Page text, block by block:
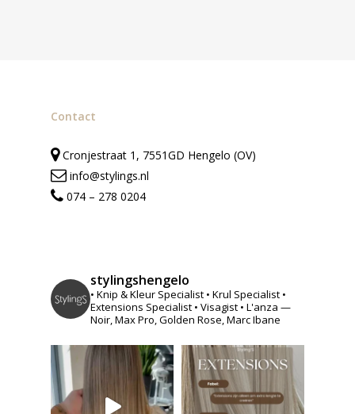
Contact
Cronjestraat 1, 7551GD Hengelo (OV)
info@stylings.nl
074 – 278 0204
stylingshengelo
• Knip & Kleur Specialist • Krul Specialist •
Extensions Specialist • Visagist • L'anza —
Noir, Max Pro, Golden Rose, Marc Ibane